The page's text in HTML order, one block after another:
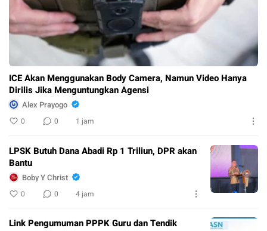
ICE Akan Menggunakan Body Camera, Namun Video Hanya
Dirilis Jika Menguntungkan Agensi
Alex Prayogo
0 0 1 jam
LPSK Butuh Dana Abadi Rp 1 Triliun, DPR akan
Bantu
Boby Y Christ
0 0 4 jam
Link Pengumuman PPPK Guru dan Tendik